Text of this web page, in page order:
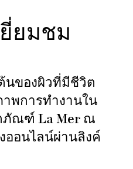
ยมชม
นของผิวที่มีชีวิต
พการทำงานใน
ภัณฑ์ La Mer ณ
ออนไลน์ผ่านลิงค์